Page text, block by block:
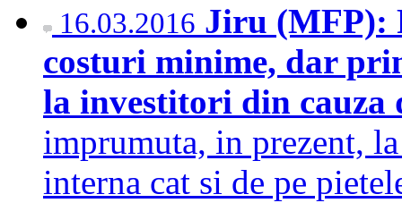
16.03.2016 Jiru (MFP):
costuri minime, dar
la investitori din
imprumuta, in prezent,
interna cat si de pe